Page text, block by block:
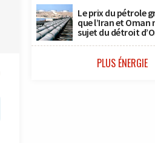
Le prix du pétrole
que l’Iran et
sujet du détroit
PLUS ÉNERGIE